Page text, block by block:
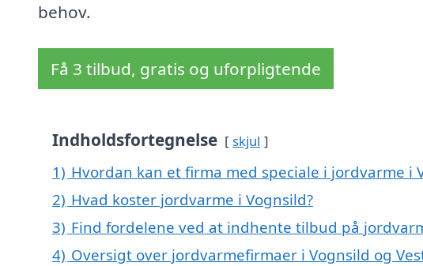
behov.
Få 3 tilbud, gratis og uforpligtende
Indholdsfortegnelse skjul
1) Hvordan kan et firma med speciale i jordvarme i
2) Hvad koster jordvarme i Vognsild?
3) Find fordelene ved at indhente tilbud på
4) Oversigt over jordvarmefirmaer i Vognsild og